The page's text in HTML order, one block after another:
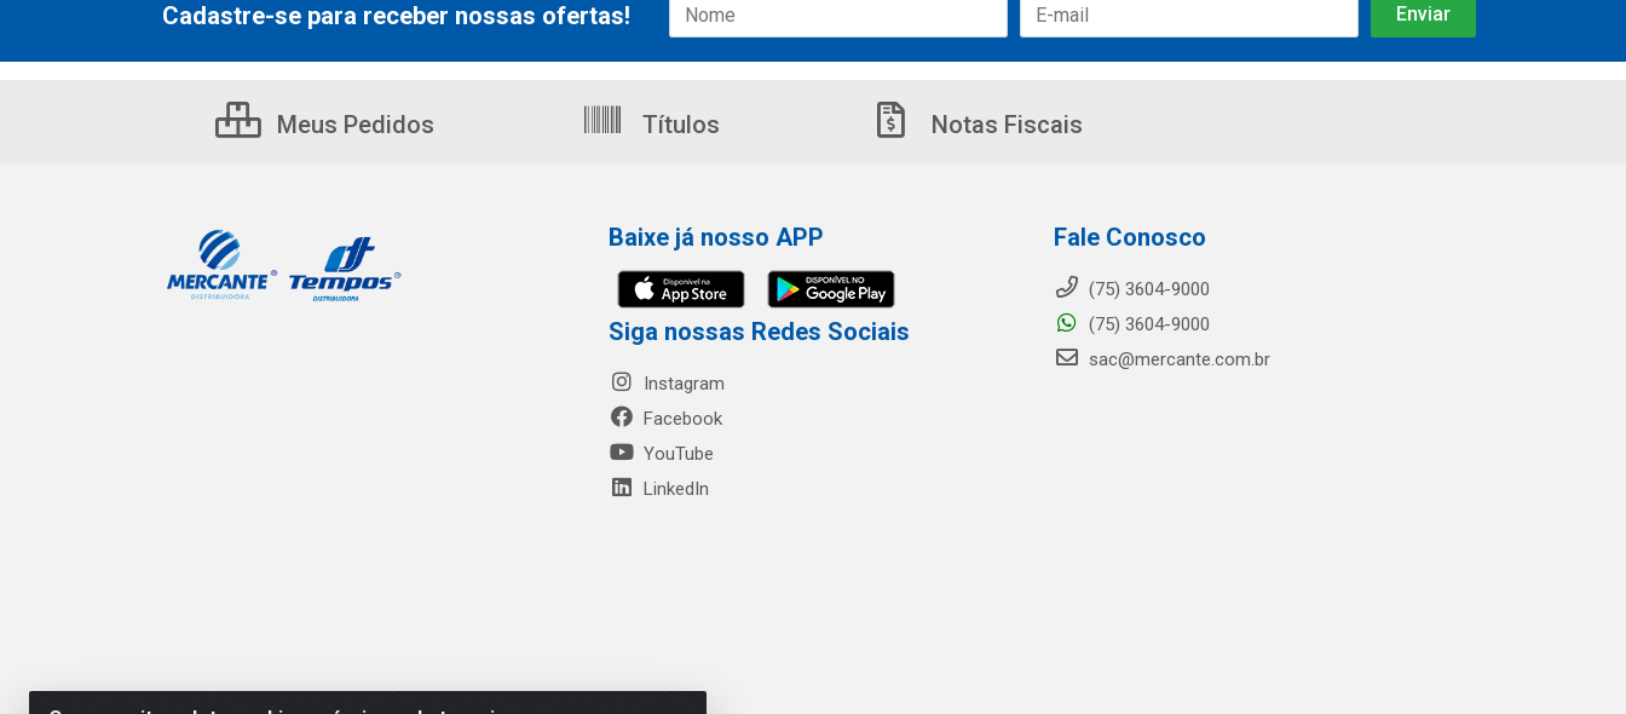
Cadastre-se para receber nossas ofertas!
Meus Pedidos Títulos Notas Fiscais
Baixe já nosso APP
Siga nossas Redes Sociais
Instagram
Facebook
YouTube
LinkedIn
Fale Conosco
(75) 3604-9000
(75) 3604-9000
sac@mercante.com.br